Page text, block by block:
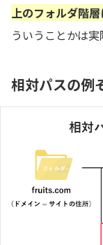
上のフォルダ階層
ういうことかは
相対パスの例